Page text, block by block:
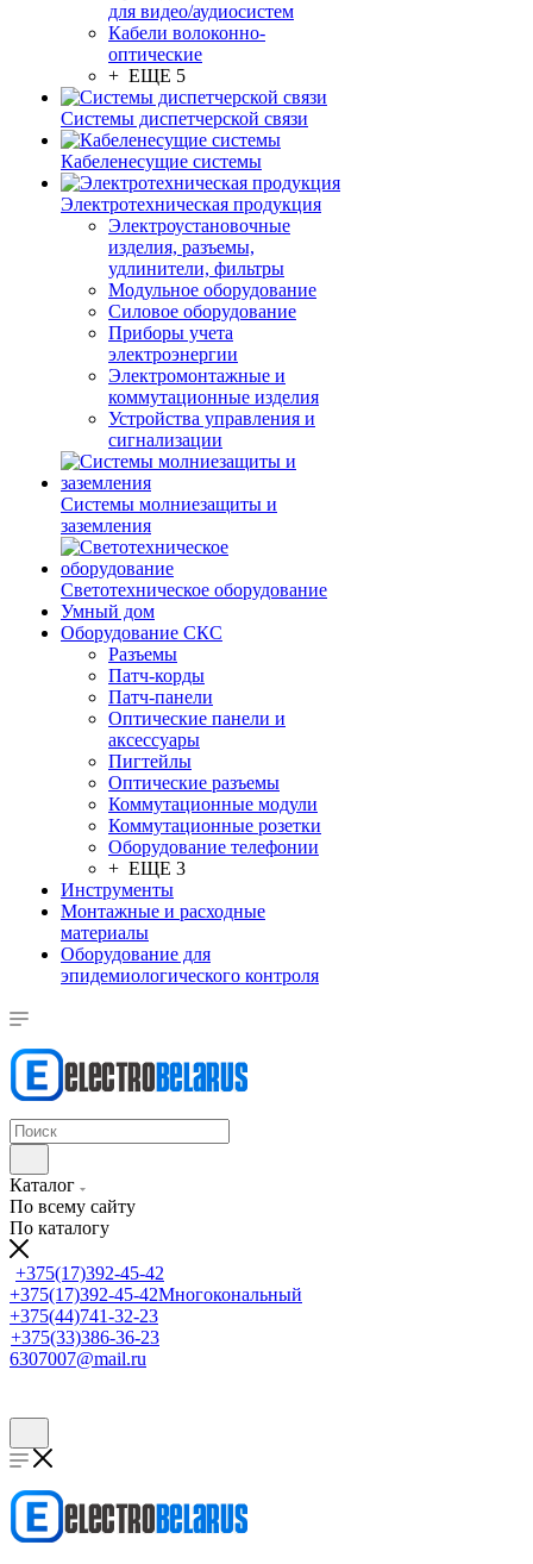
для видео/аудиосистем
Кабели волоконно-
оптические
+ ЕЩЕ 5
Системы диспетчерской связи
Кабеленесущие системы
Электротехническая продукция
Электроустановочные
изделия, разъемы,
удлинители, фильтры
Модульное оборудование
Силовое оборудование
Приборы учета
электроэнергии
Электромонтажные и
коммутационные изделия
Устройства управления и
сигнализации
Системы молниезащиты и
заземления
Светотехническое оборудование
Умный дом
Оборудование СКС
Разъемы
Патч-корды
Патч-панели
Оптические панели и
аксессуары
Пигтейлы
Оптические разъемы
Коммутационные модули
Коммутационные розетки
Оборудование телефонии
+ ЕЩЕ 3
Инструменты
Монтажные и расходные
материалы
Оборудование для
эпидемиологического контроля
Каталог
По всему сайту
По каталогу
+375(17)392-45-42
+375(17)392-45-42Многокональный
+375(44)741-32-23
+375(33)386-36-23
6307007@mail.ru